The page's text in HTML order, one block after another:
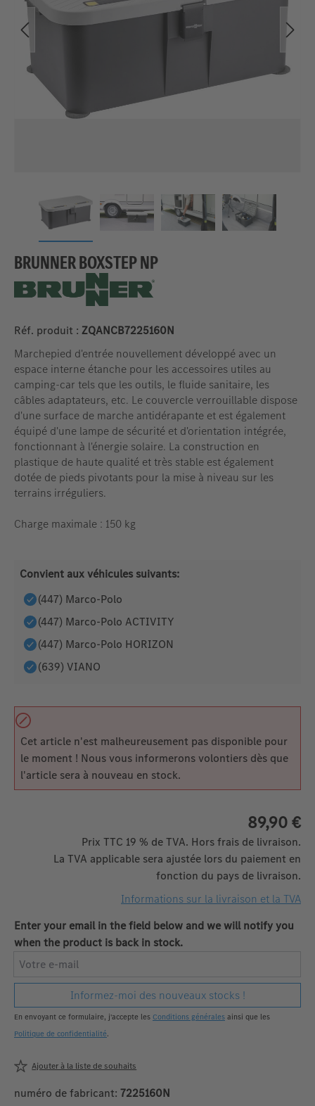
BRUNNER BOXSTEP NP
Réf. produit : ZQANCB7225160N
Marchepied d'entrée nouvellement développé avec un
espace interne étanche pour les accessoires utiles au
camping-car tels que les outils, le fluide sanitaire, les
câbles adaptateurs, etc. Le couvercle verrouillable dispose
d'une surface de marche antidérapante et est également
équipé d'une lampe de sécurité et d'orientation intégrée,
fonctionnant à l'énergie solaire. La construction en
plastique de haute qualité et très stable est également
dotée de pieds pivotants pour la mise à niveau sur les
terrains irréguliers.
Charge maximale : 150 kg
Convient aux véhicules suivants:
(447) Marco-Polo
(447) Marco-Polo ACTIVITY
(447) Marco-Polo HORIZON
(639) VIANO
Cet article n'est malheureusement pas disponible pour
le moment ! Nous vous informerons volontiers dès que
l'article sera à nouveau en stock.
89,90 €
Prix TTC 19 % de TVA. Hors frais de livraison.
La TVA applicable sera ajustée lors du paiement en
fonction du pays de livraison.
Informations sur la livraison et la TVA
Enter your email in the field below and we will notify you
when the product is back in stock.
Votre e-mail
Informez-moi des nouveaux stocks !
En envoyant ce formulaire, j'accepte les Conditions générales ainsi que les
Politique de confidentialité.
Ajouter à la liste de souhaits
numéro de fabricant: 7225160N